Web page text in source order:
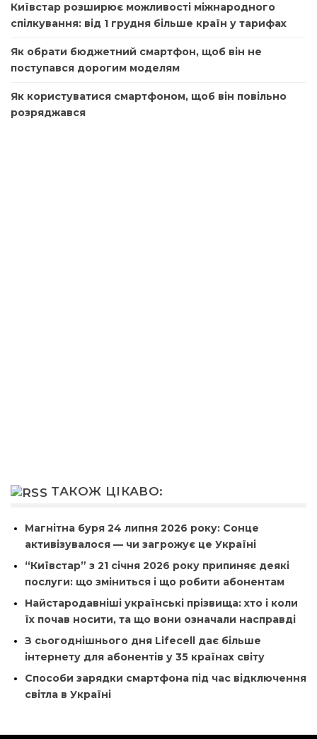
Київстар розширює можливості міжнародного
спілкування: від 1 грудня більше країн у тарифах
Як обрати бюджетний смартфон, щоб він не
поступався дорогим моделям
Як користуватися смартфоном, щоб він повільно
розряджався
ТАКОЖ ЦІКАВО:
Магнітна буря 24 липня 2026 року: Сонце
активізувалося — чи загрожує це Україні
“Київстар” з 21 січня 2026 року припиняє деякі
послуги: що зміниться і що робити абонентам
Найстародавніші українські прізвища: хто і коли
їх почав носити, та що вони означали насправді
З сьогоднішнього дня Lifecell дає більше
інтернету для абонентів у 35 країнах світу
Способи зарядки смартфона під час відключення
світла в Україні